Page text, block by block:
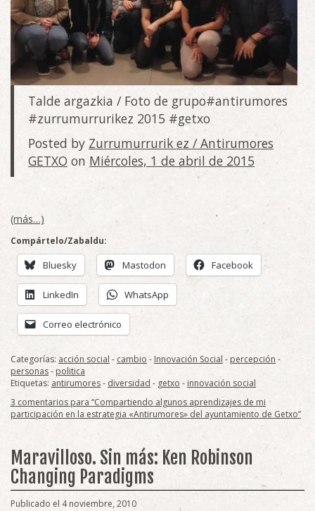
Talde argazkia / Foto de grupo#antirumores
#zurrumurrurikez 2015 #getxo
Posted by Zurrumurrurik ez / Antirumores
GETXO on Miércoles, 1 de abril de 2015
(más…)
Compártelo/Zabaldu:
Bluesky Mastodon Facebook
LinkedIn WhatsApp
Correo electrónico
Categorías: acción social - cambio - Innovación Social - percepción -
personas- politica
Etiquetas: antirumores- diversidad - getxo - innovación social
3 comentarios para “Compartiendo algunos aprendizajes de mi
participación en la estrategia «Antirumores» del ayuntamiento de Getxo”
Maravilloso. Sin más: Ken Robinson
Changing Paradigms
Publicado el 4 noviembre, 2010